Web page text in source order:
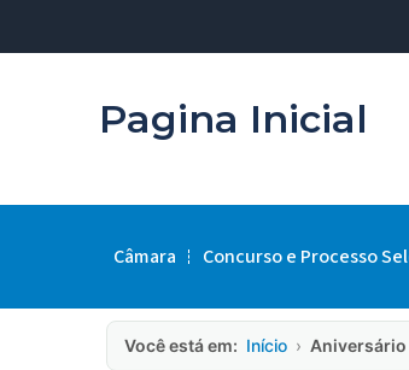
Pagina Inicial
Câmara Concurso e Processo
Você está em: Início › Aniversário